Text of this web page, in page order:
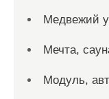
Медвежий
Мечта,
Модуль,